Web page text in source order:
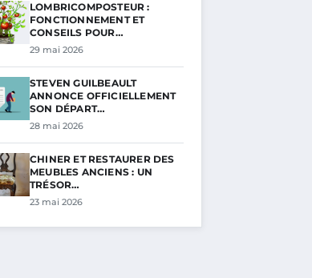
LOMBRICOMPOSTEUR :
FONCTIONNEMENT ET
CONSEILS POUR…
29 mai 2026
STEVEN GUILBEAULT
ANNONCE OFFICIELLEMENT
SON DÉPART…
28 mai 2026
CHINER ET RESTAURER DES
MEUBLES ANCIENS : UN
TRÉSOR…
23 mai 2026